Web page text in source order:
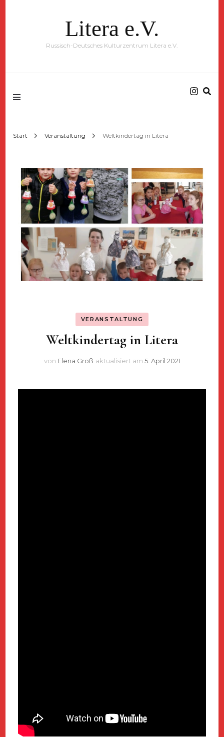
Litera e.V.
Russisch-Deutsches Kulturzentrum Litera e.V.
Start Veranstaltung Weltkindertag in Litera
VERANSTALTUNG
Weltkindertag in Litera
von Elena Groß aktualisiert am 5. April 2021